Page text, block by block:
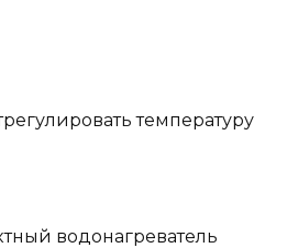
температуру
водонагреватель